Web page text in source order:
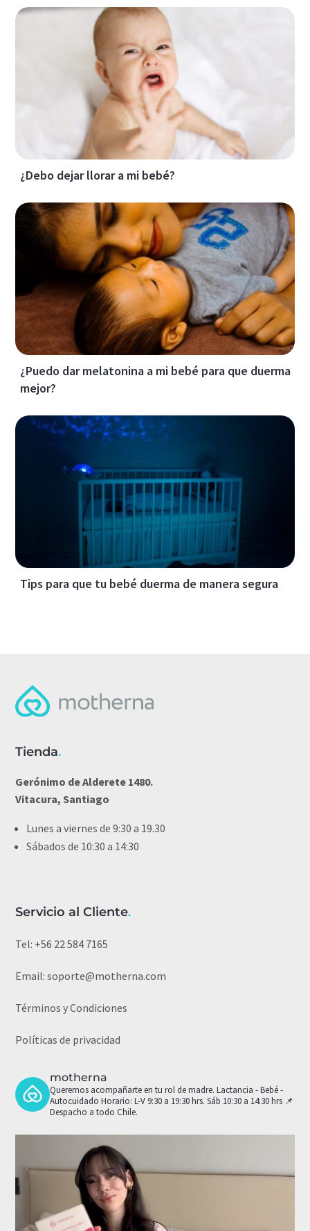
¿Debo dejar llorar a mi bebé?
¿Puedo dar melatonina a mi bebé para que duerma
mejor?
Tips para que tu bebé duerma de manera segura
Tienda.
Gerónimo de Alderete 1480.
Vitacura, Santiago
Lunes a viernes de 9:30 a 19.30
Sábados de 10:30 a 14:30
Servicio al Cliente.
Tel: +56 22 584 7165
Email:soporte@motherna.com
Términos y Condiciones
Políticas de privacidad
motherna
Queremos acompañarte en tu rol de madre. Lactancia - Bebé -
Autocuidado Horario: L-V 9:30 a 19:30 hrs. Sáb 10:30 a 14:30 hrs 📌
Despacho a todo Chile.